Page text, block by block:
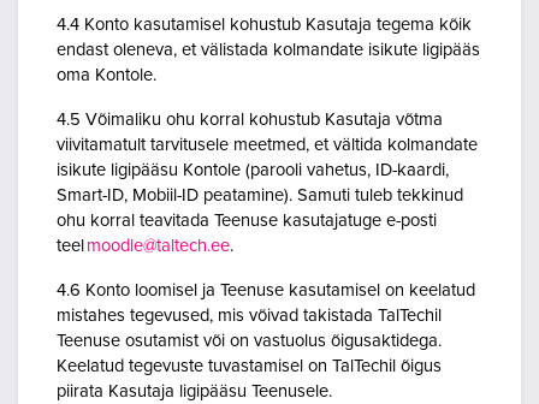
4.4 Konto kasutamisel kohustub Kasutaja tegema kõik
endast oleneva, et välistada kolmandate isikute ligipääs
oma Kontole.
4.5 Võimaliku ohu korral kohustub Kasutaja võtma
viivitamatult tarvitusele meetmed, et vältida kolmandate
isikute ligipääsu Kontole (parooli vahetus, ID-kaardi,
Smart-ID, Mobiil-ID peatamine). Samuti tuleb tekkinud
ohu korral teavitada Teenuse kasutajatuge e-posti
teel moodle@taltech.ee.
4.6 Konto loomisel ja Teenuse kasutamisel on keelatud
mistahes tegevused, mis võivad takistada TalTechil
Teenuse osutamist või on vastuolus õigusaktidega.
Keelatud tegevuste tuvastamisel on TalTechil õigus
piirata Kasutaja ligipääsu Teenusele.